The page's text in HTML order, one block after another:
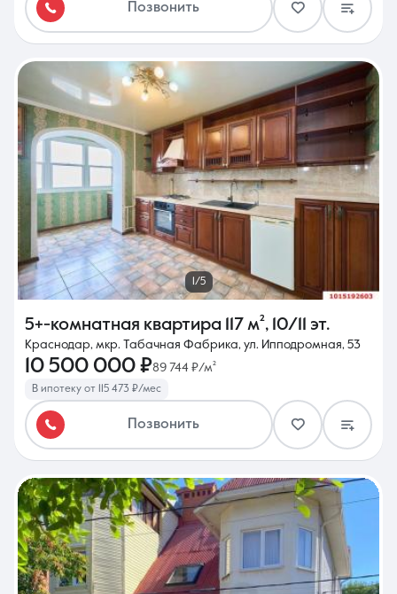
Позвонить
1/5
5+-комнатная квартира 117 м², 10/11 эт.
Краснодар, мкр. Табачная Фабрика, ул. Ипподромная, 53
10 500 000 ₽89 744 ₽/м²
В ипотеку от 115 473 ₽/мес
Позвонить